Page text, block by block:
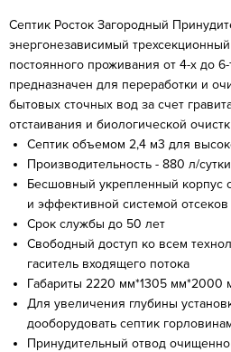
Септик Росток Загородный
энергонезависимый
постоянного проживания от 4-х до
предназначен для переработки и
бытовых сточных вод за счет
отстаивания и биологической
Септик объемом 2,4 м3 для
Производительность - 880 л/сутки
Бесшовный укрепленный корпус
и эффективной системой
Срок службы до 50 лет
Свободный доступ ко всем
гаситель входящего потока
Габариты 2220 мм*1305 мм*2000
Для увеличения глубины
дооборудовать септик
Принудительный отвод